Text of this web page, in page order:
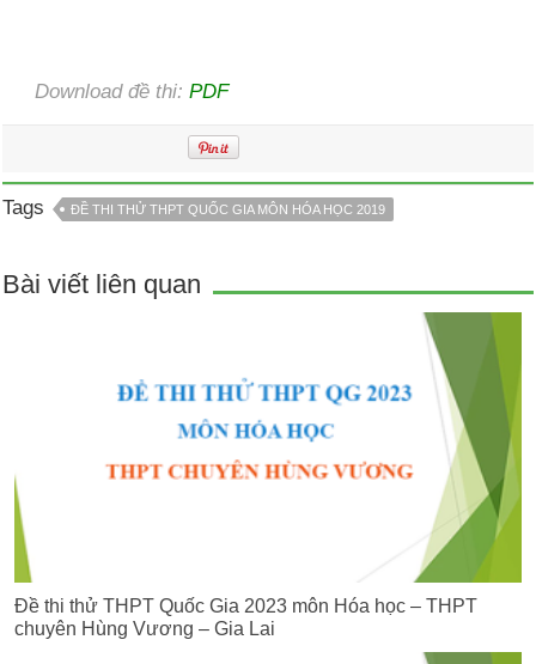
Download đề thi:PDF
Tags ĐỀ THI THỬ THPT QUỐC GIA MÔN HÓA HỌC 2019
Bài viết liên quan
Đề thi thử THPT Quốc Gia 2023 môn Hóa học – THPT
chuyên Hùng Vương – Gia Lai